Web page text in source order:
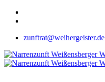
zunftrat@weihergeister.de